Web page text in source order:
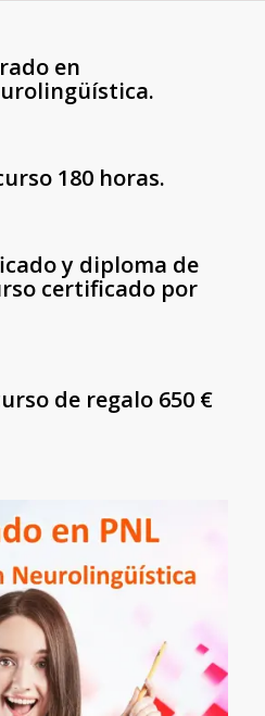
en
180 horas.
y diploma de
certificado por
de regalo 650 €